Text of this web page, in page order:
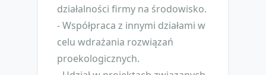
działalności firmy na środowisko.
- Współpraca z innymi działami w
celu wdrażania rozwiązań
proekologicznych.